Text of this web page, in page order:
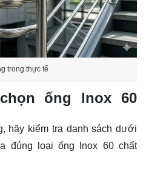
trong thực tế
ống lnox 60
hãy kiểm tra danh sách dưới
đúng loạiống lnox 60chất